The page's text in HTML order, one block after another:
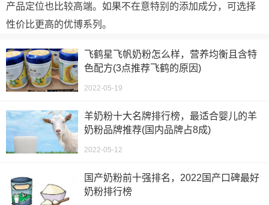
产品定位也比较高端。如果不在意特别的添加成分，可选择
性价比更高的优博系列。
飞鹤星飞帆奶粉怎么样，营养均衡且含特
色配方(3点推荐飞鹤的原因)
2022-05-19
羊奶粉十大名牌排行榜，最适合婴儿的羊
奶粉品牌推荐(国内品牌占8成)
2022-05-12
国产奶粉前十强排名，2022国产口碑最好
奶粉排行榜